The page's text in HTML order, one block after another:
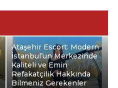
Ataşehir Escort: Modern
İstanbul’un Merkezinde
Kaliteli ve Emin
Refakatçilik Hakkında
Bilmeniz Gerekenler